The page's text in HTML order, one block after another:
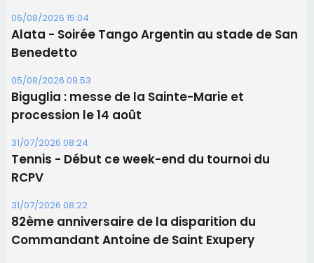
06/08/2026 15:04
Alata - Soirée Tango Argentin au stade de San
Benedetto
05/08/2026 09:53
Biguglia : messe de la Sainte-Marie et
procession le 14 août
31/07/2026 08:24
Tennis - Début ce week-end du tournoi du
RCPV
31/07/2026 08:22
82ème anniversaire de la disparition du
Commandant Antoine de Saint Exupery